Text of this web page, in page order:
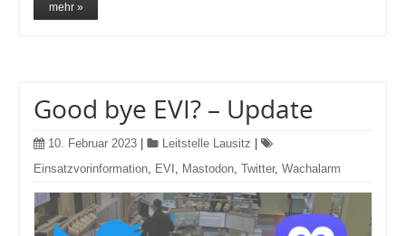
mehr »
Good bye EVI? – Update
10. Februar 2023 Leitstelle Lausitz
Einsatzvorinformation, EVI , Mastodon,Twitter,Wachalarm